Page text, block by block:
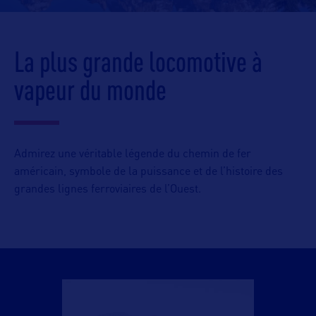
La plus grande locomotive à
vapeur du monde
Admirez une véritable légende du chemin de fer
américain, symbole de la puissance et de l’histoire des
grandes lignes ferroviaires de l’Ouest.